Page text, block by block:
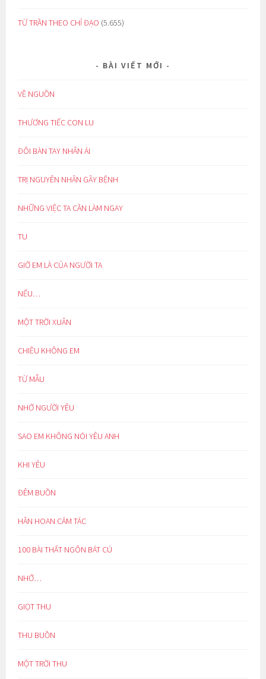
TỪ TRẦN THEO CHỈ ĐẠO (5.655)
BÀI VIẾT MỚI
VỀ NGUỒN
THƯƠNG TIẾC CON LU
ĐÔI BÀN TAY NHÂN ÁI
TRỊ NGUYÊN NHÂN GÂY BỆNH
NHỮNG VIỆC TA CẦN LÀM NGAY
TU
GIỜ EM LÀ CỦA NGƯỜI TA
NẾU…
MỘT TRỜI XUÂN
CHIỀU KHÔNG EM
TỪ MẪU
NHỚ NGƯỜI YÊU
SAO EM KHÔNG NÓI YÊU ANH
KHI YÊU
ĐÊM BUỒN
HÂN HOAN CẢM TÁC
100 BÀI THẤT NGÔN BÁT CÚ
NHỚ…
GIỌT THU
THU BUỒN
MỘT TRỜI THU